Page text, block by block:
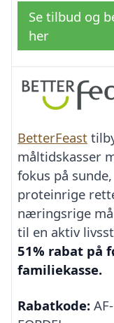
Se tilbud og
her
BetterFeast
måltidskasser
fokus på sunde,
proteinrige
næringsrige
til en aktiv
51% rabat på
familiekasse.
Rabatkode: AF-